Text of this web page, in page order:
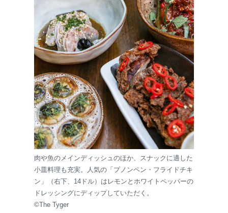
肉や魚のメインディッシュのほか、スナックに適した
小皿料理も充実。人気の「プノンペン・フライドチキ
ン」（右下、14ドル）はレモンとホワイトペッパーの
ドレッシングにディップしていただく。
©The Tyger